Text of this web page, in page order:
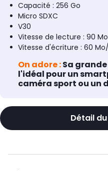
Capacité : 256 Go
Micro SDXC
V30
Vitesse de lecture : 90
Vitesse d'écriture : 60
On adore :Sa
l'idéal pour un
caméra sport ou un
Détail